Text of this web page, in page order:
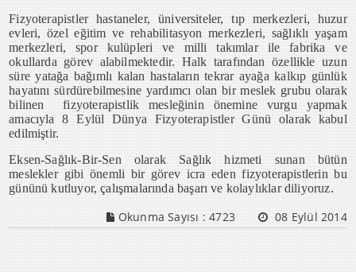
Fizyoterapistler hastaneler, üniversiteler, tıp merkezleri, huzur
evleri, özel eğitim ve rehabilitasyon merkezleri, sağlıklı yaşam
merkezleri, spor kulüpleri ve milli takımlar ile fabrika ve
okullarda görev alabilmektedir. Halk tarafından özellikle uzun
süre yatağa bağımlı kalan hastaların tekrar ayağa kalkıp günlük
hayatını sürdürebilmesine yardımcı olan bir meslek grubu olarak
bilinen fizyoterapistlik mesleğinin önemine vurgu yapmak
amacıyla 8 Eylül Dünya Fizyoterapistler Günü olarak kabul
edilmiştir.
Eksen-Sağlık-Bir-Sen olarak Sağlık hizmeti sunan bütün
meslekler gibi önemli bir görev icra eden fizyoterapistlerin bu
gününü kutluyor, çalışmalarında başarı ve kolaylıklar diliyoruz.
Okunma Sayısı :4723 08 Eylül 2014